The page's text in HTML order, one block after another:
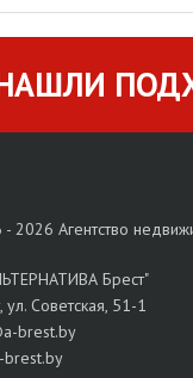
2026 Агентство
Брест"
ул. Советская, 51-1
brest.by
brest.by